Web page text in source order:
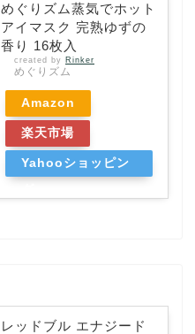
めぐりズム蒸気でホット
アイマスク 完熟ゆずの
香り 16枚入
created by Rinker
めぐりズム
Amazon
楽天市場
Yahooショッピン
レッドブル エナジード